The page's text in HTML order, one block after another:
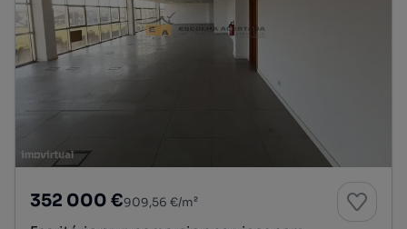
352 000 €909,56 €/m²